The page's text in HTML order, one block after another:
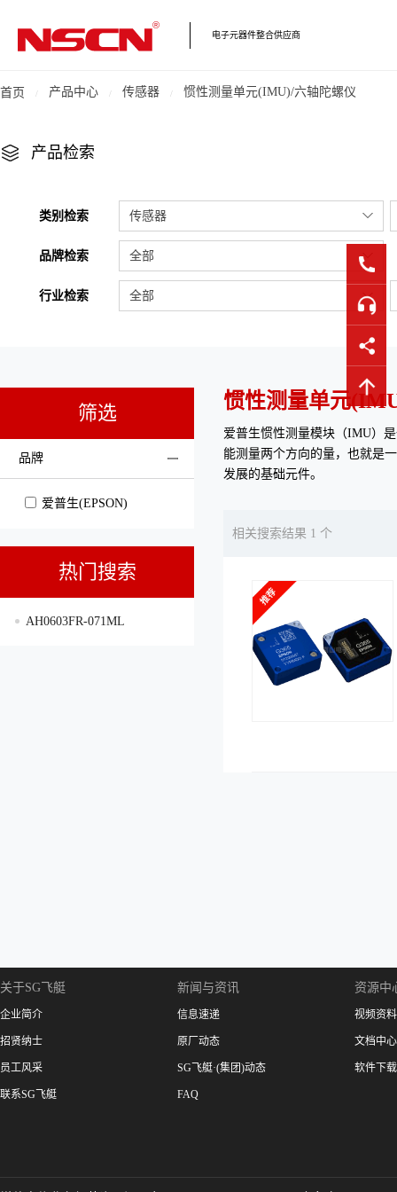
电子元器件整合供应商
首页 产品中心 传感器 惯性测量单元(IMU)/六轴陀螺仪
产品检索
类别检索 传感器
品牌检索 全部
行业检索 全部
筛选
品牌
爱普生(EPSON)
热门搜索
AH0603FR-071ML
惯性测量单元
爱普生惯性测量模块（IMU）
能测量两个方向的量，也就是
发展的基础元件。
相关搜索结果 1 个
关于SG飞艇
企业简介
招贤纳士
员工风采
联系SG飞艇
新闻与资讯
信息速递
原厂动态
SG飞艇·(集团)动态
FAQ
资源中
视频资料
文档中心
软件下载